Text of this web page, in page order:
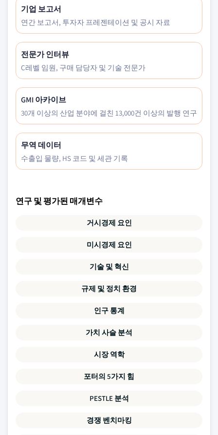
기업 보고서
연간 보고서, 투자자 프레젠테이션 및 공시 자료
전문가 인터뷰
C레벨 임원, 구매 담당자 및 기술 전문가
GMI 아카이브
30개 이상의 산업 분야에 걸친 13,000건 이상의 발행 연구
무역 데이터
수출입 물량, HS 코드 및 세관 기록
연구 및 평가된 매개변수
거시경제 요인
미시경제 요인
기술 및 혁신
규제 및 정치 환경
인구 통계
가치 사슬 분석
시장 역학
포터의 5가지 힘
PESTLE 분석
경쟁 벤치마킹